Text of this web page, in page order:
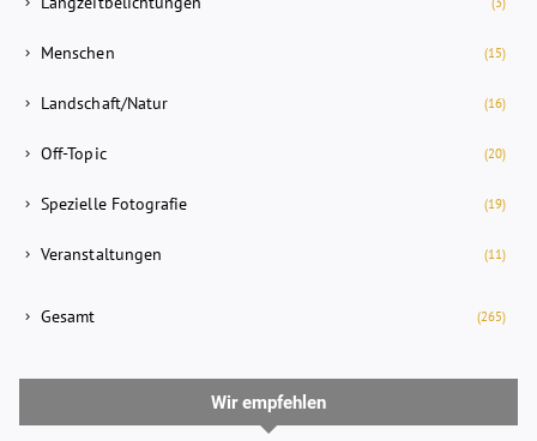
Menschen (15)
Landschaft/Natur (16)
Off-Topic (20)
Spezielle Fotografie (19)
Veranstaltungen (11)
Gesamt (265)
Wir empfehlen